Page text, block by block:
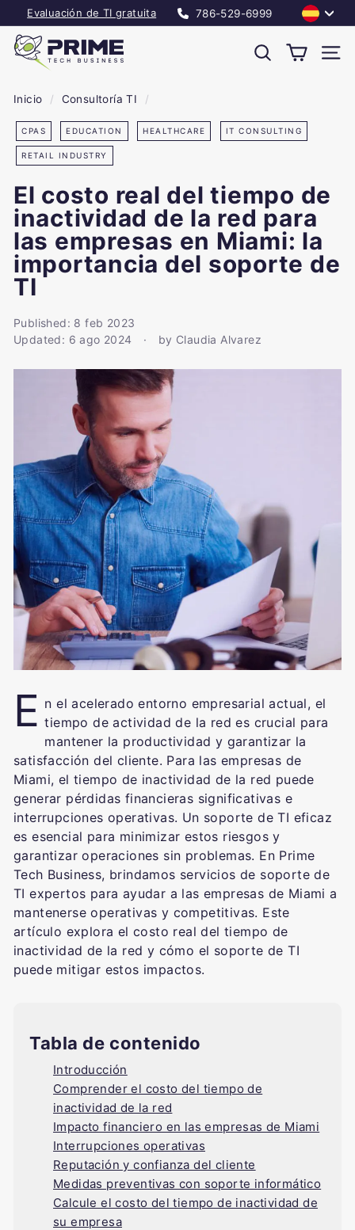
directamente
contenido
pausa
Evaluación de TI gratuita 786-529-6999 Idioma
P
r
m
e
T
e
h
B
u
s
i
n
s
s
Buscar
Inicio / Consultoría TI /
CPAS EDUCATION HEALTHCARE IT CONSULTING
RETAIL INDUSTRY
El costo real del tiempo de
inactividad de la red para
las empresas en Miami: la
importancia del soporte de
TI
Published: 8 feb 2023
Updated: 6 ago 2024 by Claudia Alvarez
E n el acelerado entorno empresarial actual, el
tiempo de actividad de la red es crucial para
mantener la productividad y garantizar la
satisfacción del cliente. Para las empresas de
Miami, el tiempo de inactividad de la red puede
generar pérdidas financieras significativas e
interrupciones operativas. Un soporte de TI eficaz
es esencial para minimizar estos riesgos y
garantizar operaciones sin problemas. En Prime
Tech Business, brindamos servicios de soporte de
TI expertos para ayudar a las empresas de Miami a
mantenerse operativas y competitivas. Este
artículo explora el costo real del tiempo de
inactividad de la red y cómo el soporte de TI
puede mitigar estos impactos.
Tabla de contenido
Introducción
Comprender el costo del tiempo de
inactividad de la red
Impacto financiero en las empresas de Miami
Interrupciones operativas
Reputación y confianza del cliente
Medidas preventivas con soporte informático
Calcule el costo del tiempo de inactividad de
su empresa